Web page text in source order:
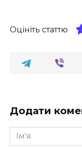
Оцініть статтю
Додати
Ім'я
*